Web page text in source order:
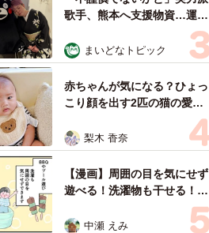
歌手、熊本へ支援物資…運搬
トラックの車体デザインにた
めらい 「痛いほど伝わる」
「行動され立派」
まいどなトピック
赤ちゃんが気になる？ひょっ
こり顔を出す2匹の猫の愛ら
しさに悶絶…！ 「こんなか
わいい構図あります？」「ベ
ストショットすぎる！」
梨木 香奈
【漫画】周囲の目を気にせず
遊べる！洗濯物も干せる！最
近人気の戸建ての「中庭」
ところが…実際住んでみて分
中瀬 えみ